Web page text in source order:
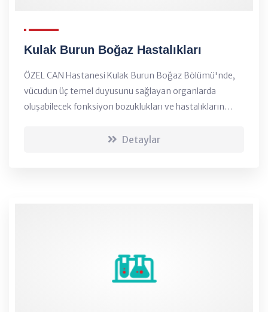
Kulak Burun Boğaz Hastalıkları
ÖZEL CAN Hastanesi Kulak Burun Boğaz Bölümü'nde,
vücudun üç temel duyusunu sağlayan organlarda
oluşabilecek fonksiyon bozuklukları ve hastalıkların
hizmetleri sunulmaktadır....Detaylar